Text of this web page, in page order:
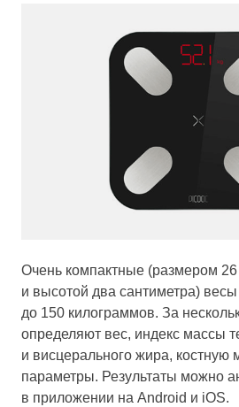
Очень компактные (размером 26
и высотой два сантиметра)
до 150 килограммов. За
определяют вес, индекс массы
и висцерального жира, костную
параметры. Результаты можно
в приложении на Android и iOS.